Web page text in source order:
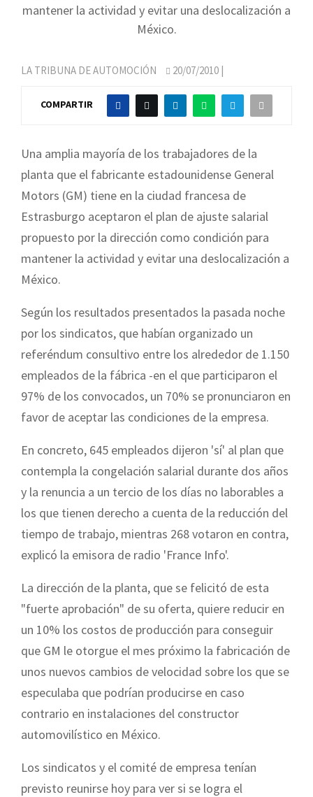
mantener la actividad y evitar una deslocalización a
México.
LA TRIBUNA DE AUTOMOCIÓN 20/07/2010 |
COMPARTIR
Una amplia mayoría de los trabajadores de la
planta que el fabricante estadounidense General
Motors (GM) tiene en la ciudad francesa de
Estrasburgo aceptaron el plan de ajuste salarial
propuesto por la dirección como condición para
mantener la actividad y evitar una deslocalización a
México.
Según los resultados presentados la pasada noche
por los sindicatos, que habían organizado un
referéndum consultivo entre los alrededor de 1.150
empleados de la fábrica -en el que participaron el
97% de los convocados, un 70% se pronunciaron en
favor de aceptar las condiciones de la empresa.
En concreto, 645 empleados dijeron 'sí' al plan que
contempla la congelación salarial durante dos años
y la renuncia a un tercio de los días no laborables a
los que tienen derecho a cuenta de la reducción del
tiempo de trabajo, mientras 268 votaron en contra,
explicó la emisora de radio 'France Info'.
La dirección de la planta, que se felicitó de esta
"fuerte aprobación" de su oferta, quiere reducir en
un 10% los costos de producción para conseguir
que GM le otorgue el mes próximo la fabricación de
unos nuevos cambios de velocidad sobre los que se
especulaba que podrían producirse en caso
contrario en instalaciones del constructor
automovilístico en México.
Los sindicatos y el comité de empresa tenían
previsto reunirse hoy para ver si se logra el